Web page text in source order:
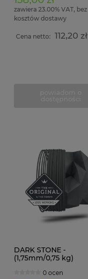
zawiera 23.00% VAT, bez
kosztów dostawy
Cena netto: 112,20 zł
DARK STONE -
(1,75mm/0,75 kg)
0 ocen